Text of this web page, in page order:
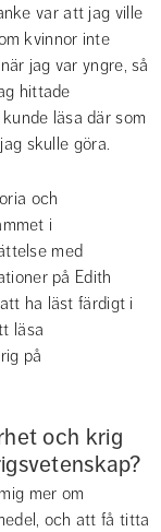
var att jag ville
kvinnor inte
jag var yngre, så
hittade
läsa där som
skulle göra.
och
i
med
på Edith
ha läst färdigt i
läsa
på
och krig
mer om
och att få titta